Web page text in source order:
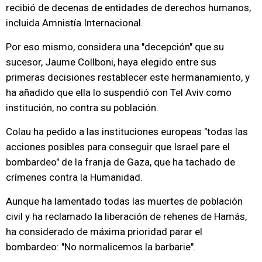
recibió de decenas de entidades de derechos humanos,
incluida Amnistía Internacional.
Por eso mismo, considera una "decepción" que su
sucesor, Jaume Collboni, haya elegido entre sus
primeras decisiones restablecer este hermanamiento, y
ha añadido que ella lo suspendió con Tel Aviv como
institución, no contra su población.
Colau ha pedido a las instituciones europeas "todas las
acciones posibles para conseguir que Israel pare el
bombardeo" de la franja de Gaza, que ha tachado de
crímenes contra la Humanidad.
Aunque ha lamentado todas las muertes de población
civil y ha reclamado la liberación de rehenes de Hamás,
ha considerado de máxima prioridad parar el
bombardeo: "No normalicemos la barbarie".